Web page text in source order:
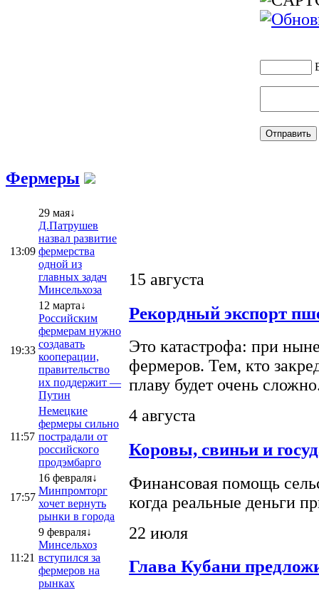
Фермеры
13:09
29 мая↓
Д.Патрушев
назвал развитие
фермерства
одной из
главных задач
Минсельхоза
19:33
12 марта↓
Российским
фермерам нужно
создавать
кооперации,
правительство
их поддержит —
Путин
11:57
Немецкие
фермеры сильно
пострадали от
российского
продэмбарго
17:57
16 февраля↓
Минпромторг
хочет вернуть
рынки в города
11:21
9 февраля↓
Минсельхоз
вступился за
фермеров на
рынках
15 августа
Рекордный экспорт
Это катастрофа: при
фермеров. Тем, кто
плаву будет очень
4 августа
Коровы, свиньи и
Финансовая помощь
когда реальные деньги
22 июля
Глава Кубани